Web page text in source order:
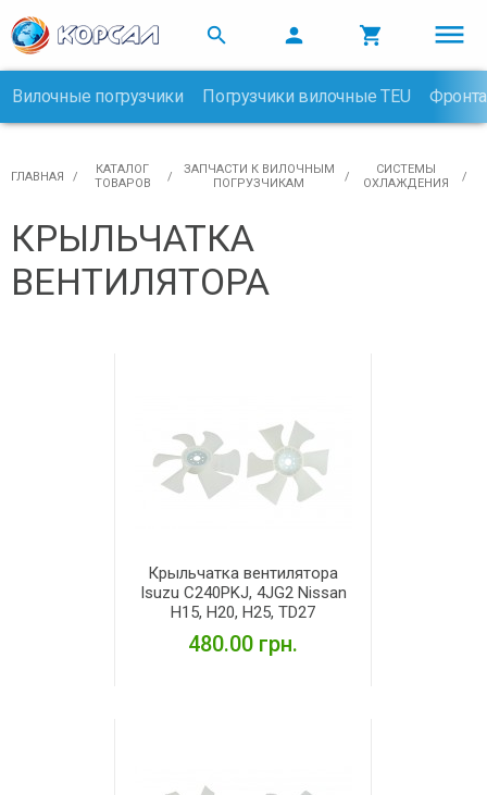
  
Вилочные погрузчики Погрузчики вилочные TEU
ГЛАВНАЯ
КАТАЛОГ
ТОВАРОВ
ЗАПЧАСТИ К ВИЛОЧНЫМ
ПОГРУЗЧИКАМ
CИСТЕМЫ
ОХЛАЖДЕНИЯ
КРЫЛЬЧАТКА
ВЕНТИЛЯТОРА
Крыльчатка вентилятора
Isuzu C240PKJ, 4JG2 Nissan
H15, H20, H25, TD27
480.00 грн.